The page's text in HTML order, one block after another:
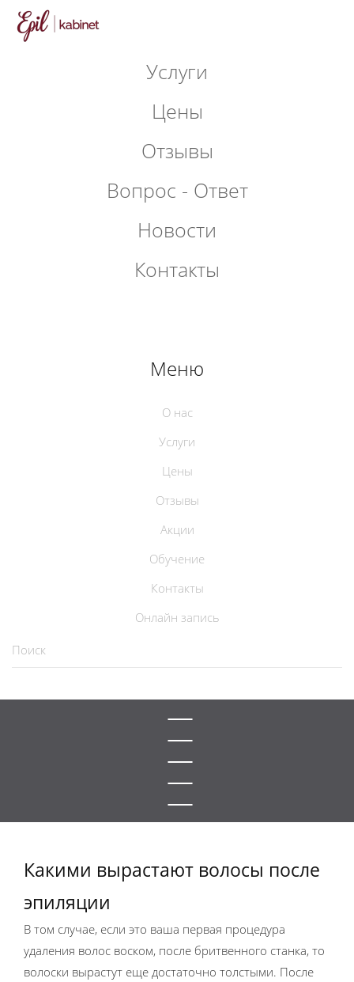
Услуги
Цены
Отзывы
Вопрос - Ответ
Новости
Контакты
Меню
О нас
Услуги
Цены
Отзывы
Акции
Обучение
Контакты
Онлайн запись
Какими вырастают волосы после
эпиляции
В том случае, если это ваша первая процедура
удаления волос воском, после бритвенного станка, то
волоски вырастут еще достаточно толстыми. После